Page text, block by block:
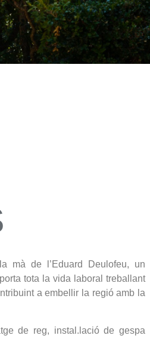
mà de l’Eduard Deulofeu, un
tota la vida laboral treballant
a embellir la regió amb la
de reg, instal.lació de gespa